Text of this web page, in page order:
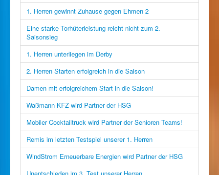
1. Herren gewinnt Zuhause gegen Ehmen 2
Eine starke Torhüterleistung reicht nicht zum 2.
Saisonsieg
1. Herren unterliegen im Derby
2. Herren Starten erfolgreich in die Saison
Damen mit erfolgreichem Start in die Saison!
Waßmann KFZ wird Partner der HSG
Mobiler Cocktailtruck wird Partner der Senioren Teams!
Remis im letzten Testspiel unserer 1. Herren
WindStrom Erneuerbare Energien wird Partner der HSG